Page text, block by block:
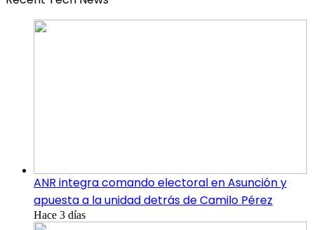
ANR integra comando electoral en Asunción y
apuesta a la unidad detrás de Camilo Pérez
Hace 3 días